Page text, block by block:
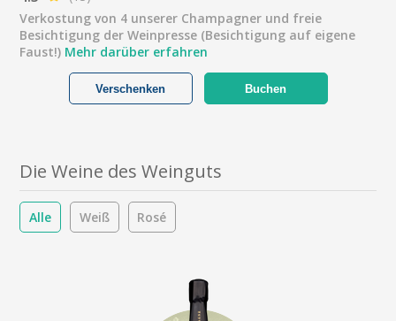
Verkostung von 4 unserer Champagner und freie
Besichtigung der Weinpresse (Besichtigung auf eigene
Faust!) Mehr darüber erfahren
Buchen
Verschenken
Die Weine des Weinguts
Alle Weiß Rosé